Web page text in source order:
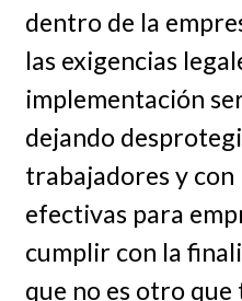
dentro de la
las exigencias
implementación
dejando
trabajadores y
efectivas para
cumplir con la
que no es otro